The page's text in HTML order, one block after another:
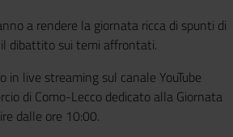
a rendere la giornata ricca di spunti di
dibattito sui temi affrontati.
in live streaming sul canale YouTube
di Como-Lecco dedicato alla Giornata
dalle ore 10:00.